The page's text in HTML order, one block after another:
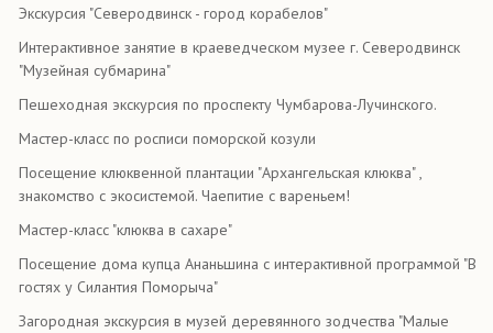
Экскурсия "Северодвинск - город корабелов"
Интерактивное занятие в краеведческом музее г. Северодвинск
"Музейная субмарина"
Пешеходная экскурсия по проспекту Чумбарова-Лучинского.
Мастер-класс по росписи поморской козули
Посещение клюквенной плантации "Архангельская клюква" ,
знакомство с экосистемой. Чаепитие с вареньем!
Мастер-класс "клюква в сахаре"
Посещение дома купца Ананьшина с интерактивной программой "В
гостях у Силантия Поморыча"
Загородная экскурсия в музей деревянного зодчества "Малые